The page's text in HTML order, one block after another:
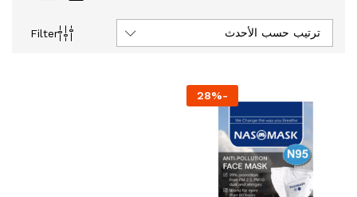
Filter ترتيب حسب الأحدث
-
28%